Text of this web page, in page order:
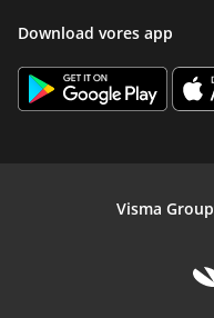
Download vores app
Visma Group